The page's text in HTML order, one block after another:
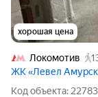
хорошая цена
Локомотив
ЖК «Левел
Код объекта: